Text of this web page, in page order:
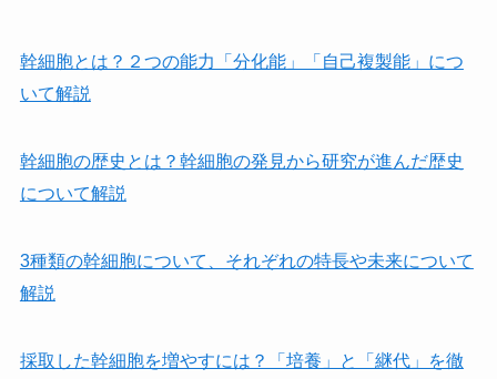
幹細胞とは？２つの能力「分化能」「自己複製能」につ
いて解説
幹細胞の歴史とは？幹細胞の発見から研究が進んだ歴史
について解説
3種類の幹細胞について、それぞれの特長や未来について
解説
採取した幹細胞を増やすには？「培養」と「継代」を徹